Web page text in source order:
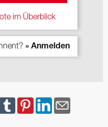
im Überblick
» Anmelden